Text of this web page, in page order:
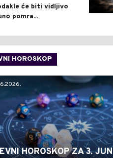
će biti vidljivo
pomra...
HOROSKOP
HOROSKOP ZA 3. JUN